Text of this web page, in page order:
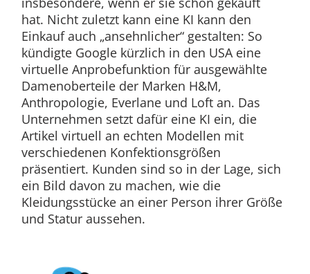
hat. Nicht zuletzt kann eine KI kann den
Einkauf auch „ansehnlicher“ gestalten: So
kündigte Google kürzlich in den USA eine
virtuelle Anprobefunktion für ausgewählte
Damenoberteile der Marken H&M,
Anthropologie, Everlane und Loft an. Das
Unternehmen setzt dafür eine KI ein, die
Artikel virtuell an echten Modellen mit
verschiedenen Konfektionsgrößen
präsentiert. Kunden sind so in der Lage, sich
ein Bild davon zu machen, wie die
Kleidungsstücke an einer Person ihrer Größe
und Statur aussehen.